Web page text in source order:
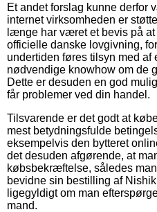
Et andet forslag kunne derfor
internet virksomheden er
længe har været et bevis på
officielle danske lovgivning,
undertiden føres tilsyn med af
nødvendige knowhow om de
Dette er desuden en god
får problemer ved din handel.
Tilsvarende er det godt at
mest betydningsfulde
eksempelvis den bytteret
det desuden afgørende, at
købsbekræftelse, således
bevidne sin bestilling af
ligegyldigt om man
mand.